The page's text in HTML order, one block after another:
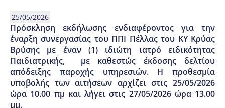
25/05/2026
Πρόσκληση εκδήλωσης ενδιαφέροντος για την
έναρξη συνεργασίας του ΠΠΙ Πέλλας του ΚΥ Κρύας
Βρύσης με έναν (1) ιδιώτη ιατρό ειδικότητας
Παιδιατρικής, με καθεστώς έκδοσης δελτίου
απόδειξης παροχής υπηρεσιών. Η προθεσμία
υποβολής των αιτήσεων αρχίζει στις 25/05/2026
ώρα 10.00 πμ και λήγει στις 27/05/2026 ώρα 13.00
μμ.